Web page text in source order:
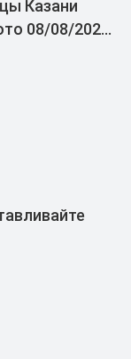
Казани
08/08/2026